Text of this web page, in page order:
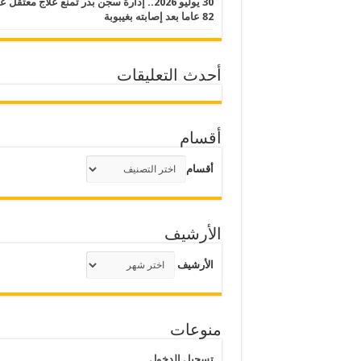
82 عاما بعد إصابته بغيبوبة
أحدث التعليقات
أقسام
أقسام
الأرشيف
الأرشيف
منوعات